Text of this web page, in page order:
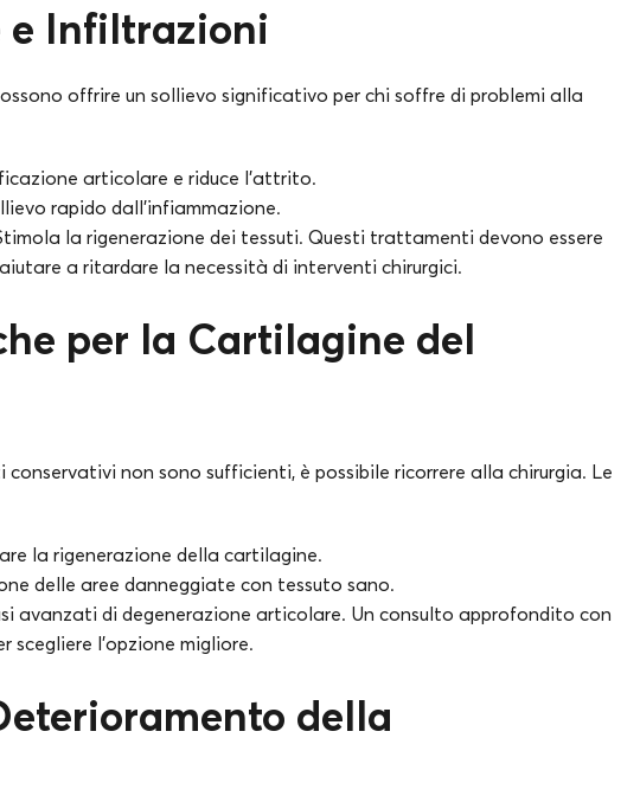
e Infiltrazioni
offrire un sollievo significativo per chi soffre di problemi alla
articolare e riduce l’attrito.
rapido dall’infiammazione.
la rigenerazione dei tessuti. Questi trattamenti devono essere
a ritardare la necessità di interventi chirurgici.
per la Cartilagine del
non sono sufficienti, è possibile ricorrere alla chirurgia. Le
la rigenerazione della cartilagine.
delle aree danneggiate con tessuto sano.
avanzati di degenerazione articolare. Un consulto approfondito con
l’opzione migliore.
della